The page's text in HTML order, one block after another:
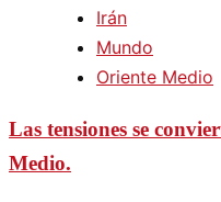
Irán
Mundo
Oriente Medio
Las tensiones se
Medio.